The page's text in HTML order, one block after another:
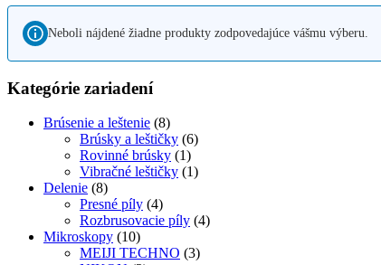
Neboli nájdené žiadne produkty zodpovedajúce vášmu výberu.
Kategórie zariadení
Brúsenie a leštenie (8)
Brúsky a leštičky (6)
Rovinné brúsky (1)
Vibračné leštičky (1)
Delenie (8)
Presné píly (4)
Rozbrusovacie píly (4)
Mikroskopy (10)
MEIJI TECHNO (3)